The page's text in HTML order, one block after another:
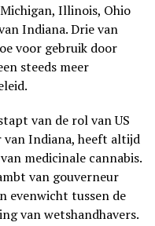
Illinois, Ohio
Indiana. Drie van
voor gebruik door
steeds meer
van de rol van US
van Indiana, heeft altijd
medicinale cannabis.
van gouverneur
evenwicht tussen de
van wetshandhavers.